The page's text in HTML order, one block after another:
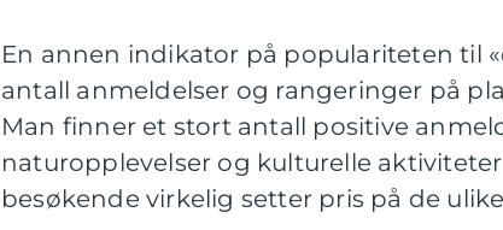
En annen indikator på populariteten til
antall anmeldelser og rangeringer på
Man finner et stort antall positive
naturopplevelser og kulturelle
besøkende virkelig setter pris på de